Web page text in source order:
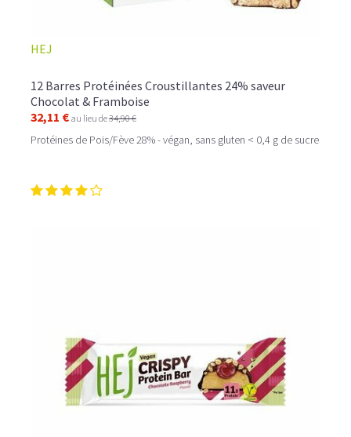
HEJ
12 Barres Protéinées Croustillantes 24% saveur
Chocolat & Framboise
32,11 € au lieu de34,90 €
Protéines de Pois/Fève 28% - végan, sans gluten < 0,4 g de sucre